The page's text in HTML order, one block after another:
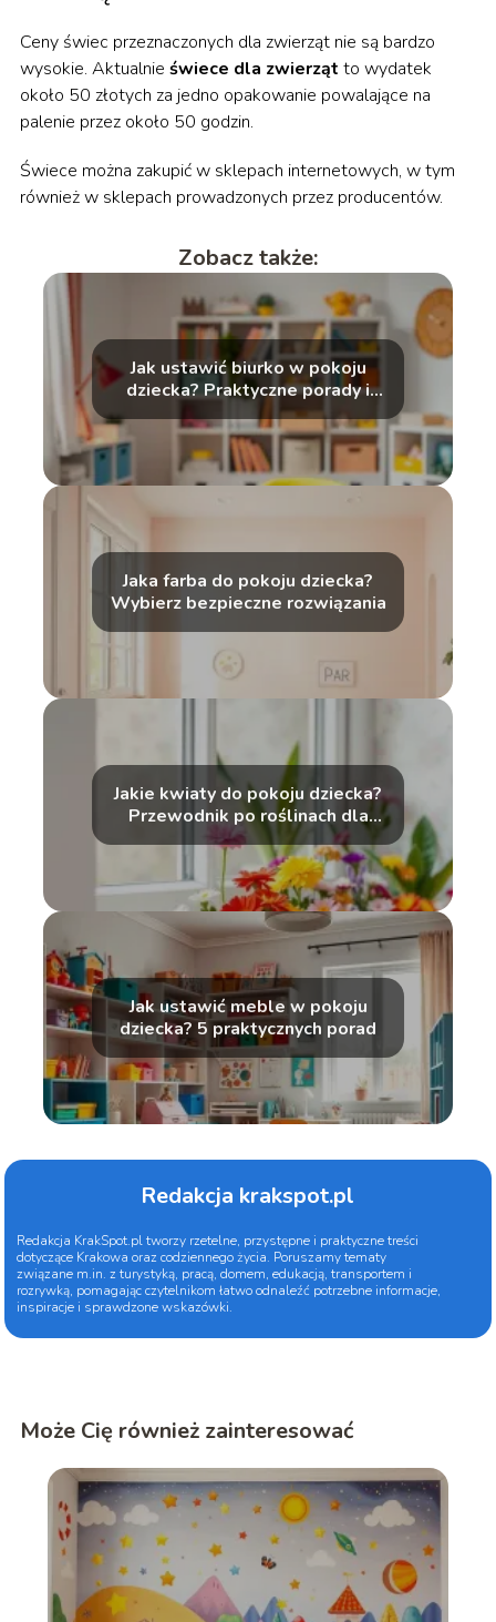
Ceny świec przeznaczonych dla zwierząt nie są bardzo
wysokie. Aktualnie świece dla zwierząt to wydatek
około 50 złotych za jedno opakowanie powalające na
palenie przez około 50 godzin.
Świece można zakupić w sklepach internetowych, w tym
również w sklepach prowadzonych przez producentów.
Zobacz także:
Jak ustawić biurko w pokoju
dziecka? Praktyczne porady i
wskazówki
Jaka farba do pokoju dziecka?
Wybierz bezpieczne rozwiązania
Jakie kwiaty do pokoju dziecka?
Przewodnik po roślinach dla
malucha
Jak ustawić meble w pokoju
dziecka? 5 praktycznych porad
Redakcja krakspot.pl
Redakcja KrakSpot.pl tworzy rzetelne, przystępne i praktyczne treści
dotyczące Krakowa oraz codziennego życia. Poruszamy tematy
związane m.in. z turystyką, pracą, domem, edukacją, transportem i
rozrywką, pomagając czytelnikom łatwo odnaleźć potrzebne informacje,
inspiracje i sprawdzone wskazówki.
Może Cię również zainteresować